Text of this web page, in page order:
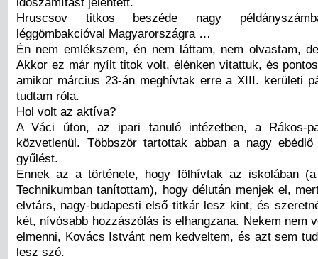
Hruscsov titkos beszéde nagy
léggömbakcióval Magyarországra …
Én nem emlékszem, én nem láttam, nem olvastam,
Akkor ez már nyílt titok volt, élénken vitattuk, és
amikor március 23-án meghívtak erre a XIII. kerületi
tudtam róla.
Hol volt az aktíva?
A Váci úton, az ipari tanuló intézetben, a Rákos-
közvetlenül. Többször tartottak abban a nagy
gyűlést.
Ennek az a története, hogy fölhívtak az iskolában (a
Technikumban tanítottam), hogy délután menjek el,
elvtárs, nagy-budapesti első titkár lesz kint, és
két, nívósabb hozzászólás is elhangzana. Nekem nem
elmenni, Kovács Istvánt nem kedveltem, és azt sem
lesz szó.